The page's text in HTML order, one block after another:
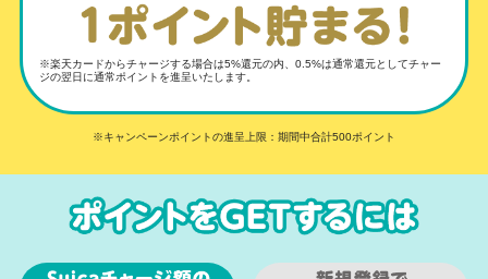
楽天カードからチャージする場合は5%還元の内、0.5%は通常還元としてチャー
ジの翌日に通常ポイントを進呈いたします。
キャンペーンポイントの進呈上限：期間中合計500ポイント